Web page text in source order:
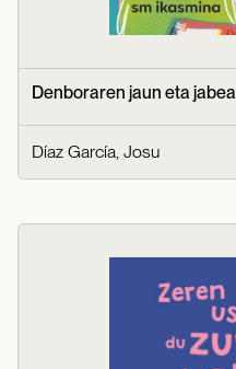
Denboraren jaun eta jabea
Díaz García, Josu